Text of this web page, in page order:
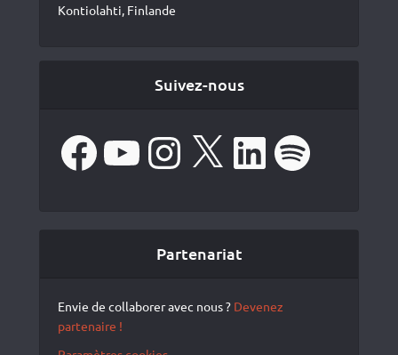
Kontiolahti, Finlande
Suivez-nous
FacebookYouTube Instagram LinkedIn Spotify
Partenariat
Envie de collaborer avec nous ? Devenez
partenaire !